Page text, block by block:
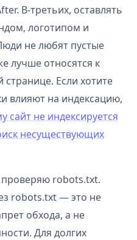
В-третьих, оставлять
логотипом и
не любят пустые
лучше относятся к
Если хотите
влияют на индексацию,
сайт не индексируется
несуществующих
проверяю robots.txt.
robots.txt — это не
обхода, а не
Для долгих